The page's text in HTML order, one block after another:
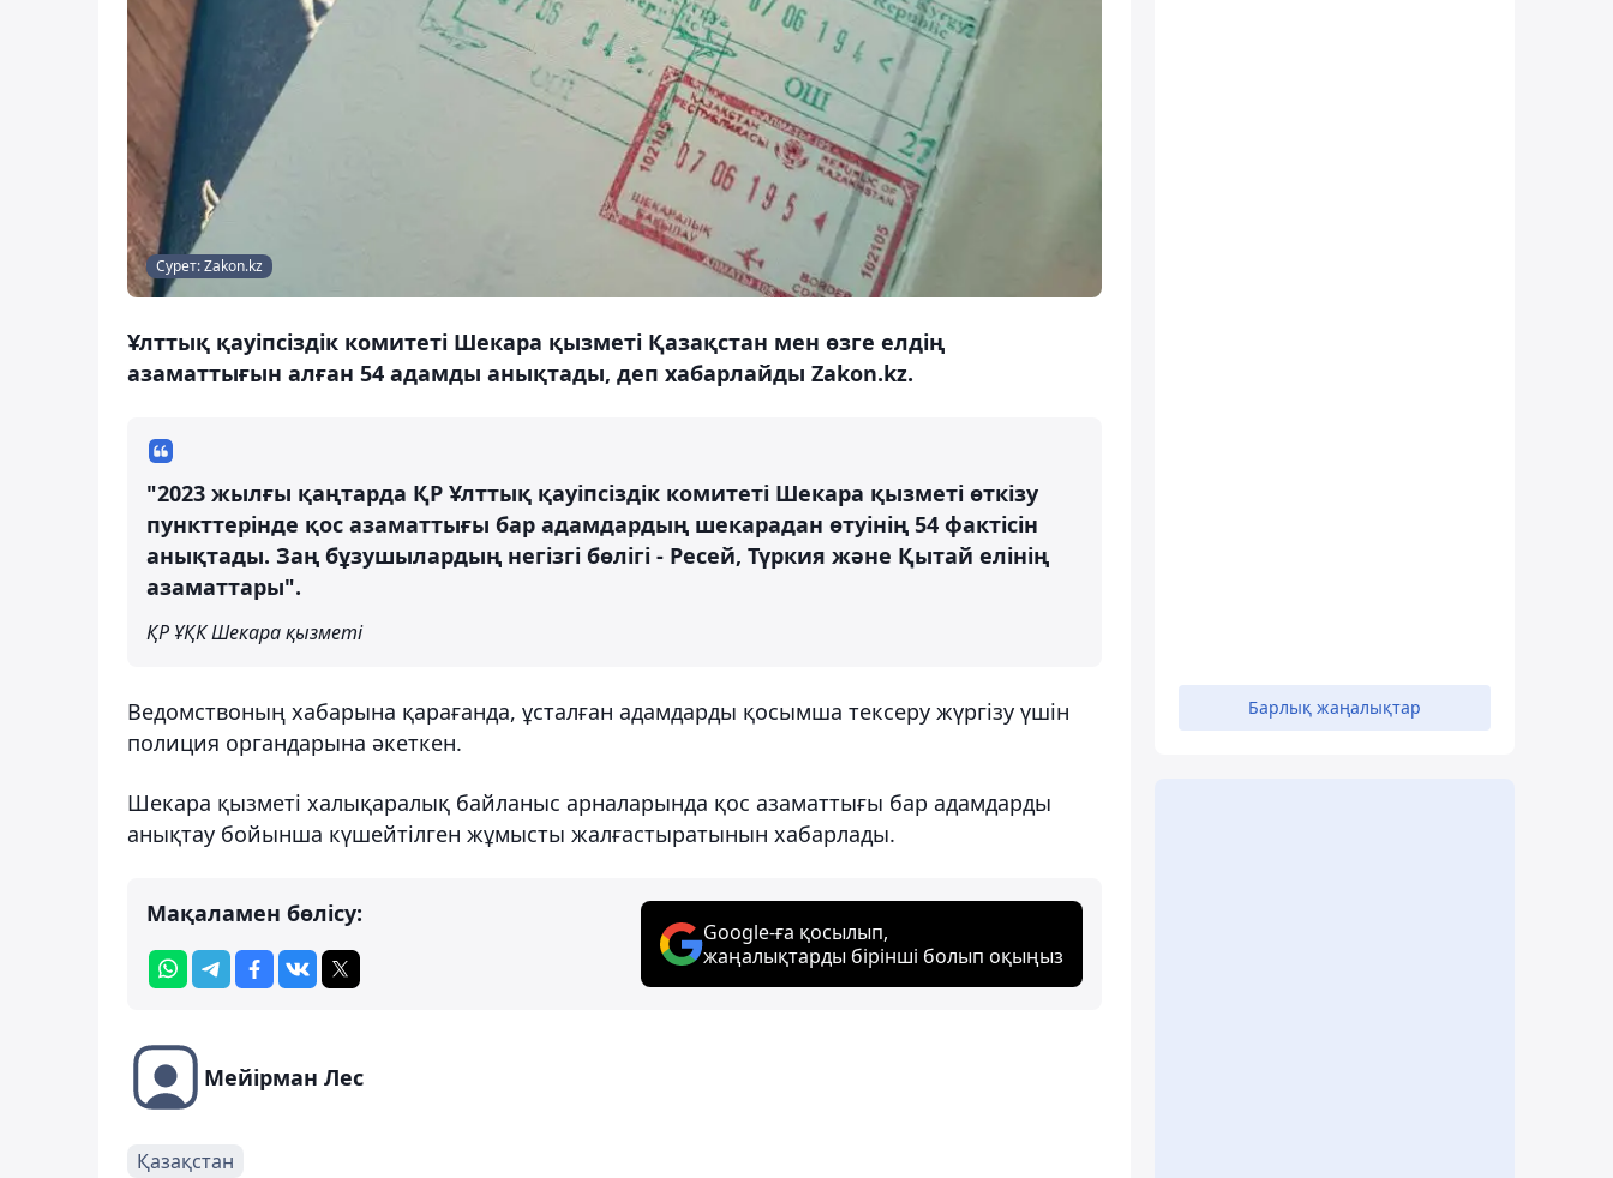
Сурет: Zakon.kz
Ұлттық қауіпсіздік комитеті Шекара қызметі Қазақстан мен өзге елдің
азаматтығын алған 54 адамды анықтады, деп хабарлайды Zakon.kz.
"2023 жылғы қаңтарда ҚР Ұлттық қауіпсіздік комитеті Шекара қызметі өткізу
пункттерінде қос азаматтығы бар адамдардың шекарадан өтуінің 54 фактісін
анықтады. Заң бұзушылардың негізгі бөлігі - Ресей, Түркия және Қытай елінің
азаматтары".
ҚР ҰҚК Шекара қызметі
Ведомствоның хабарына қарағанда, ұсталған адамдарды қосымша тексеру жүргізу үшін
полиция органдарына әкеткен.
Шекара қызметі халықаралық байланыс арналарында қос азаматтығы бар адамдарды
анықтау бойынша күшейтілген жұмысты жалғастыратынын хабарлады.
Мақаламен бөлісу:
Google-ға қосылып,
жаңалықтарды бірінші болып оқыңыз
Мейірман Лес
Қазақстан
Барлық жаңалықтар